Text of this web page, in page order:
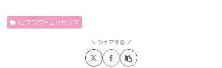
NZフラワーエッセンス
シェアする